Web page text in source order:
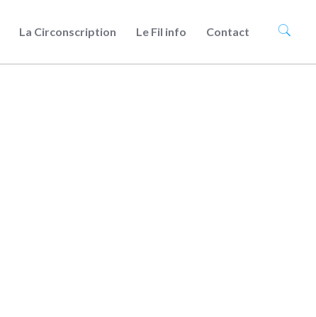
La Circonscription Le Fil info Contact